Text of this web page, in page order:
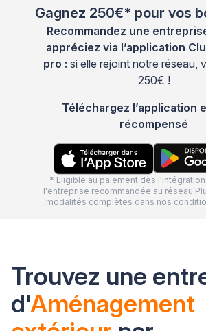
Gagnez 250€* pour vos
Recommandez une
appréciez via l’application
pro : si elle rejoint notre réseau,
250€ !
Téléchargez l’application
récompensé
* Eligible au paiement dès
l'entreprise recommandée au réseau
modalités complètes dans nos
Trouvez une
d'Aménagement